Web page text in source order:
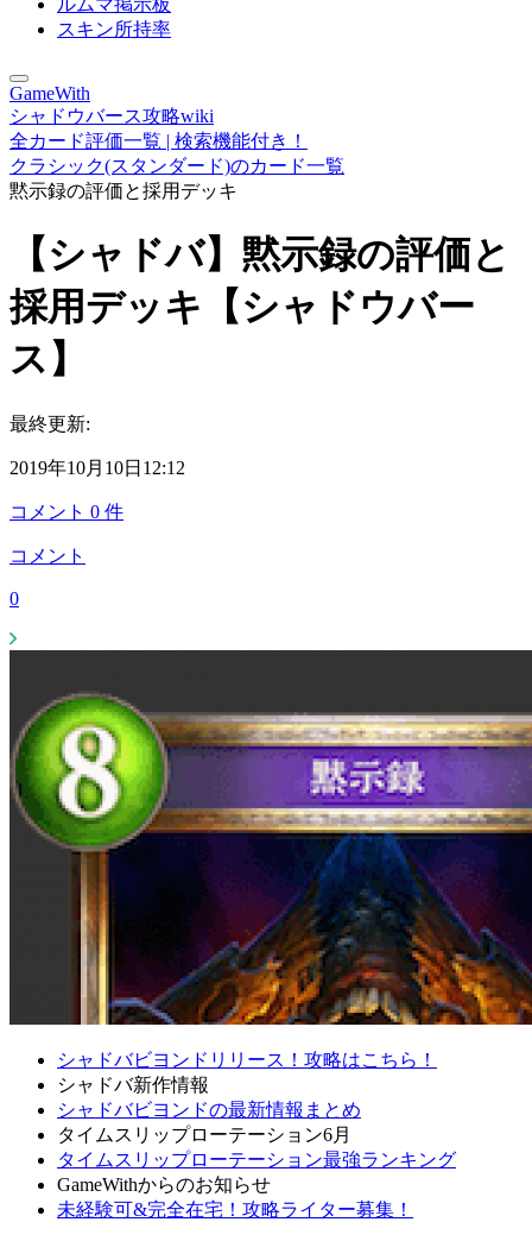
ルムマ掲示板
スキン所持率
GameWith
シャドウバース攻略wiki
全カード評価一覧 | 検索機能付き！
クラシック(スタンダード)のカード一覧
黙示録の評価と採用デッキ
【シャドバ】黙示録の評価と
採用デッキ【シャドウバー
ス】
最終更新:
2019年10月10日12:12
コメント 0 件
コメント
0
シャドバビヨンドリリース！攻略はこちら！
シャドバ新作情報
シャドバビヨンドの最新情報まとめ
タイムスリップローテーション6月
タイムスリップローテーション最強ランキング
GameWithからのお知らせ
未経験可&完全在宅！攻略ライター募集！